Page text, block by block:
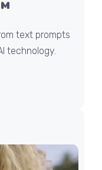
text prompts
technology.